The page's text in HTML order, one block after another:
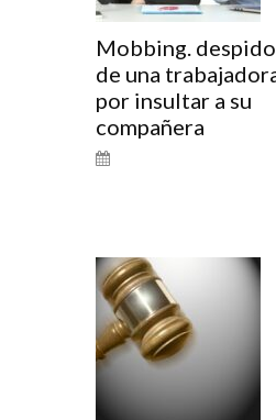
Mobbing. despido
de una
por insultar a su
compañera